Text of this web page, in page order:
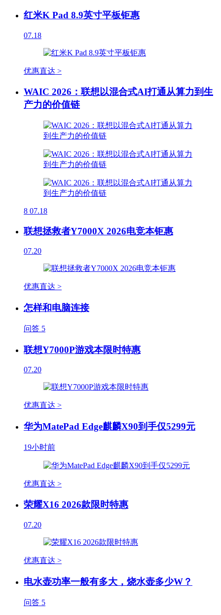
红米K Pad 8.9英寸平板钜惠
07.18
优惠直达 >
WAIC 2026：联想以混合式AI打通从算力到生
产力的价值链
8 07.18
联想拯救者Y7000X 2026电竞本钜惠
07.20
优惠直达 >
怎样和电脑连接
问答 5
联想Y7000P游戏本限时特惠
07.20
优惠直达 >
华为MatePad Edge麒麟X90到手仅5299元
19小时前
优惠直达 >
荣耀X16 2026款限时特惠
07.20
优惠直达 >
电水壶功率一般有多大，烧水壶多少W？
问答 5